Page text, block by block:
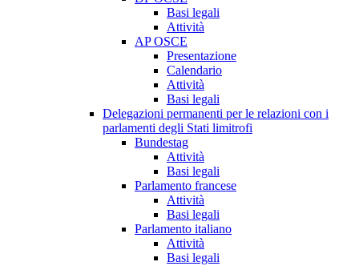
Basi legali
Attività
AP OSCE
Presentazione
Calendario
Attività
Basi legali
Delegazioni permanenti per le relazioni con i
parlamenti degli Stati limitrofi
Bundestag
Attività
Basi legali
Parlamento francese
Attività
Basi legali
Parlamento italiano
Attività
Basi legali